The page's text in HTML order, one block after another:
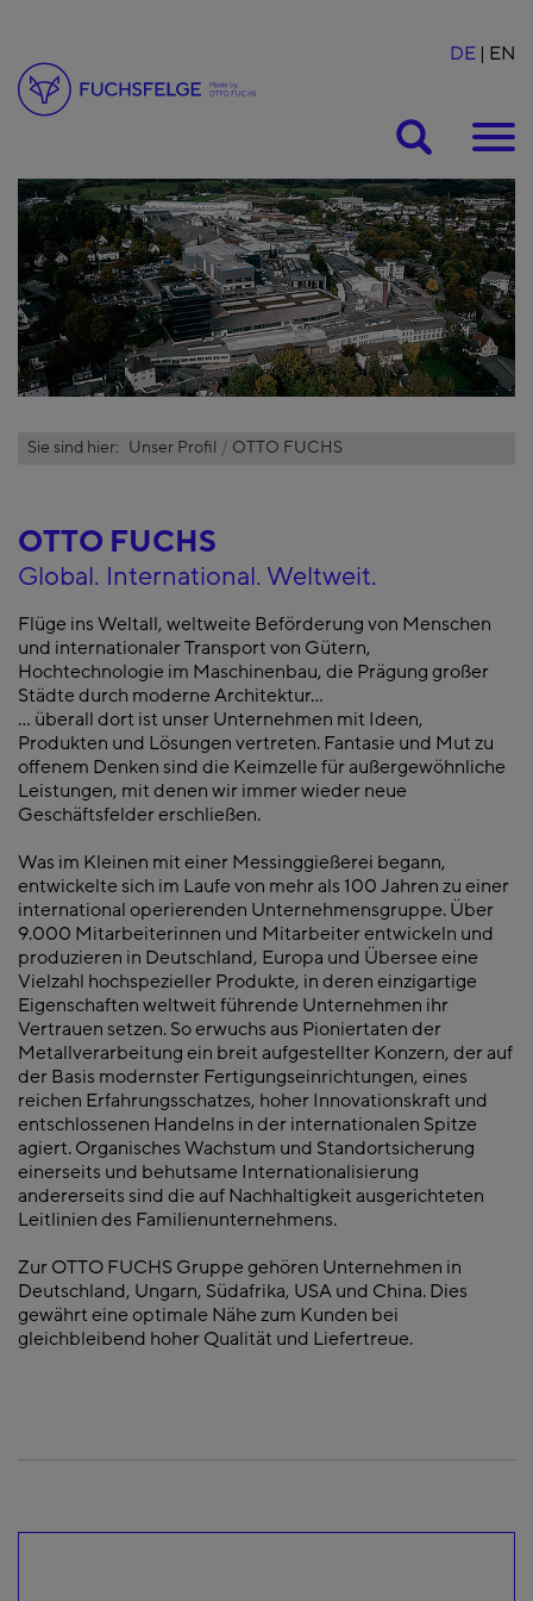
DE EN
Sie sind hier: Unser Profil OTTO FUCHS
OTTO FUCHS
Global. International. Weltweit.
Flüge ins Weltall, weltweite Beförderung von Menschen
und internationaler Transport von Gütern,
Hochtechnologie im Maschinenbau, die Prägung großer
Städte durch moderne Architektur...
... überall dort ist unser Unternehmen mit Ideen,
Produkten und Lösungen vertreten. Fantasie und Mut zu
offenem Denken sind die Keimzelle für außergewöhnliche
Leistungen, mit denen wir immer wieder neue
Geschäftsfelder erschließen.
Was im Kleinen mit einer Messinggießerei begann,
entwickelte sich im Laufe von mehr als 100 Jahren zu einer
international operierenden Unternehmensgruppe. Über
9.000 Mitarbeiterinnen und Mitarbeiter entwickeln und
produzieren in Deutschland, Europa und Übersee eine
Vielzahl hochspezieller Produkte, in deren einzigartige
Eigenschaften weltweit führende Unternehmen ihr
Vertrauen setzen. So erwuchs aus Pioniertaten der
Metallverarbeitung ein breit aufgestellter Konzern, der auf
der Basis modernster Fertigungseinrichtungen, eines
reichen Erfahrungsschatzes, hoher Innovationskraft und
entschlossenen Handelns in der internationalen Spitze
agiert. Organisches Wachstum und Standortsicherung
einerseits und behutsame Internationalisierung
andererseits sind die auf Nachhaltigkeit ausgerichteten
Leitlinien des Familienunternehmens.
Zur OTTO FUCHS Gruppe gehören Unternehmen in
Deutschland, Ungarn, Südafrika, USA und China. Dies
gewährt eine optimale Nähe zum Kunden bei
gleichbleibend hoher Qualität und Liefertreue.